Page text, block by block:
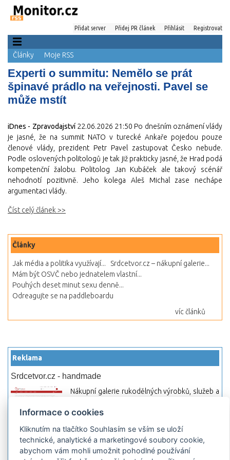
Přidat server Přidej PR článek Přihlásit Registrovat
Články Moje RSS
Experti o summitu: Nemělo se prát
špinavé prádlo na veřejnosti. Pavel se
může mstít
iDnes - Zpravodajství 22.06.2026 21:50 Po dnešním oznámení vlády
je jasné, že na summit NATO v turecké Ankaře pojedou pouze
členové vlády, prezident Petr Pavel zastupovat Česko nebude.
Podle oslovených politologů je tak již prakticky jasné, že Hrad podá
kompetenční žalobu. Politolog Jan Kubáček ale takový scénář
nehodnotí pozitivně. Jeho kolega Aleš Michal zase nechápe
argumentaci vlády.
Číst celý článek >>
Články
Jak média a politika využívají...
Srdcetvor.cz – nákupní galerie...
Mám být OSVČ nebo jednatelem vlastní...
Pouhých deset minut sexu denně...
Odreagujte se na paddleboardu
víc článků
Reklama
Srdcetvor.cz - handmade
Nákupní galerie rukodělných výrobků, služeb a
začít prodávat nebo jen nakupovat.
Hledej-hosting.cz - webhosting, VPS
hosting
Přehled webhostingových, multihosting a VPS
Informace o cookies
Kliknutím na tlačítko Souhlasím se vším se uloží
technické, analytické a marketingové soubory cookie,
abychom vám mohli umožnit pohodlné používání